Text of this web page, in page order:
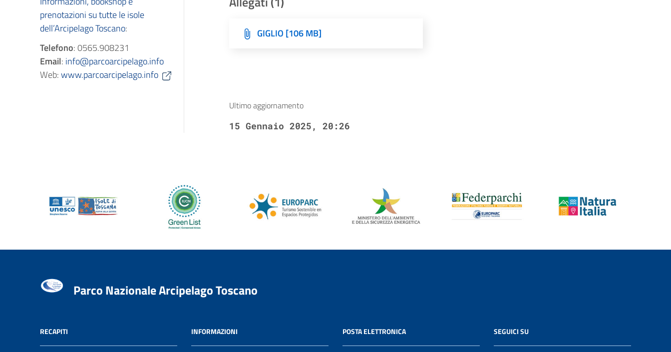
prenotazioni su tutte le isole
dell’Arcipelago Toscano:
Telefono: 0565.908231
Email: info@parcoarcipelago.info
Web:www.parcoarcipelago.info
GIGLIO [106 MB]
Ultimo aggiornamento
15 Gennaio 2025, 20:26
Parco Nazionale Arcipelago Toscano
RECAPITI INFORMAZIONI POSTA ELETTRONICA SEGUICI SU